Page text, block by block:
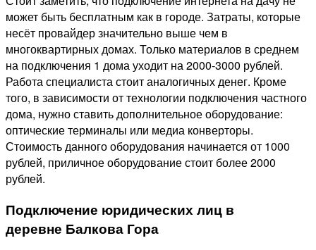
может быть бесплатным как в городе. Затраты, которые
несёт провайдер значительно выше чем в
многоквартирных домах. Только материалов в среднем
на подключения 1 дома уходит на 2000-3000 рублей.
Работа специалиста стоит аналогичных денег. Кроме
того, в зависимости от технологии подключения частного
дома, нужно ставить дополнительное оборудование:
оптические терминалы или медиа конверторы.
Стоимость данного оборудования начинается от 1000
рублей, приличное оборудование стоит более 2000
рублей.
Подключение юридических лиц в
деревне Балкова Гора